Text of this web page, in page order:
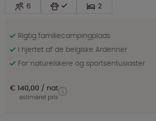
6 2
Rigtig familiecampingplads
I hjertet af de belgiske Ardenner
For naturelskere og sportsentusiaster
€ 140,00 nat
estimeret pris